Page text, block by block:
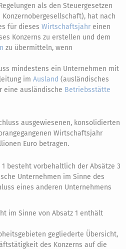
als den Steuergesetzen
hat nach
für dieses Wirtschaftsjahr einen
Konzerns zu erstellen und dem
zu übermitteln, wenn
mindestens ein Unternehmen mit
imAusland (ausländisches
eine ausländische Betriebsstätte
ausgewiesenen, konsolidierten
Wirtschaftsjahr
Euro betragen.
besteht vorbehaltlich der Absätze 3
Unternehmen im Sinne des
eines anderen Unternehmens
im Sinne von Absatz 1 enthält
gegliederte Übersicht,
des Konzerns auf die